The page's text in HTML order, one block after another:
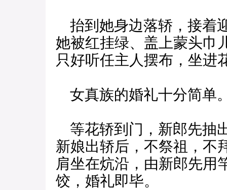
抬到她身边落轿，接着
她被红挂绿、盖上蒙头巾
只好听任主人摆布，坐进
女真族的婚礼十分简单
等花轿到门，新郎先抽
新娘出轿后，不祭祖，不
肩坐在炕沿，由新郎先用
饺，婚礼即毕。